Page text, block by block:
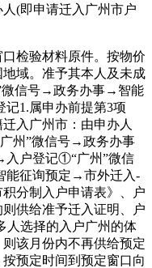
(即申请迁入广州市户
检验材料原件。按物价
域。准予其本人及未成
微信号→政务办事→智能
1.属申办前提第3项
入广州市：由申办人
州”微信号→政务办事
户登记①“广州”微信
能征询预定→市外迁入-
分制入户申请表》、户
供给准予迁入证明、户
人选择的入户广州的体
该月份内不再供给预定
预定时间到预定窗口向